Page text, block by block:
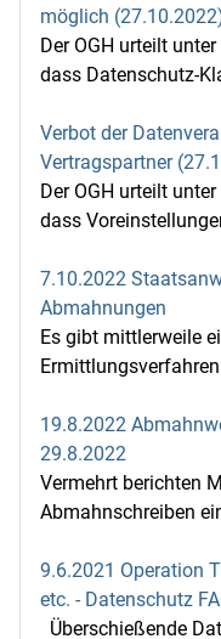
möglich
Der OGH urteilt
dass Datenschutz-
Verbot der
Vertragspartner
Der OGH urteilt
dass
7.10.2022
Abmahnungen
Es gibt mittlerweile
19.8.2022
29.8.2022
Vermehrt berichten
Abmahnschreiben
9.6.2021 Operation
etc. - Datenschutz
Überschießende